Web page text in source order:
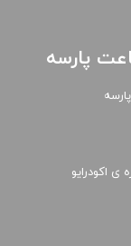
پارسه
ی اکودرایو